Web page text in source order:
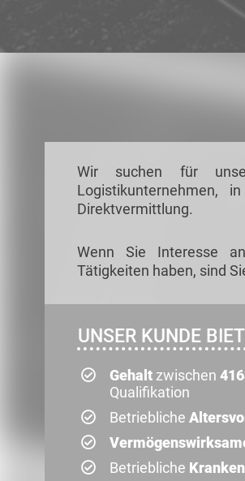
Wir suchen für
Logistikunternehmen,
Direktvermittlung.
Wenn Sie Interesse
Tätigkeiten haben, sind
UNSER KUNDE
Gehalt zwischen
Qualifikation
Betriebliche
Betriebliche